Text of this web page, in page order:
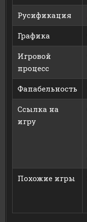
Русификация
Графика
Игровой
процесс
Фапабельность
Ссылка на
игру
Похожие игры